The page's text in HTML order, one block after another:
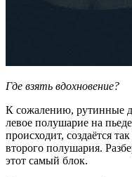
Где взять вдохновение?
К сожалению, рутинные
левое полушарие на
происходит, создаётся
второго полушария.
этот самый блок.